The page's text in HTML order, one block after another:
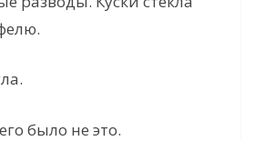
было не это.